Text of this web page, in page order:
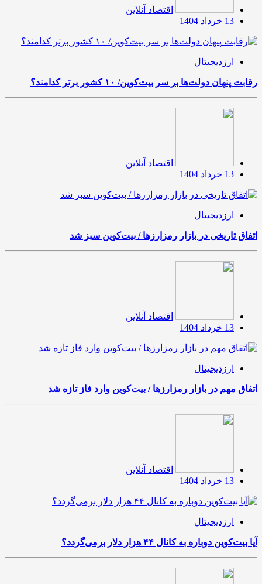
اقتصاد آنلاین
13 خرداد 1404
ارزدیجیتال
رقابت پنهان دولت‌ها بر سر بیت‌کوین/ ۱۰ کشور برتر کدامند؟
اقتصاد آنلاین
13 خرداد 1404
ارزدیجیتال
اتفاق تاریخی در بازار رمزارزها / بیت‌کوین سبز شد
اقتصاد آنلاین
13 خرداد 1404
ارزدیجیتال
اتفاق مهم در بازار رمزارزها / بیت‌کوین وارد فاز تازه شد
اقتصاد آنلاین
13 خرداد 1404
ارزدیجیتال
آیا بیت‌کوین دوباره به کانال ۴۴ هزار دلار برمی‌گردد؟